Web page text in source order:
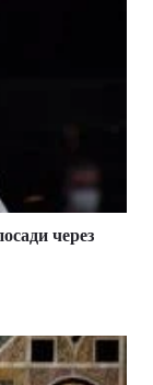
через